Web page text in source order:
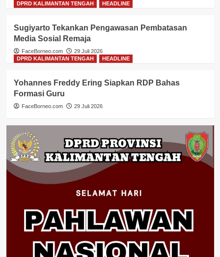
DPRD KALIMANTAN TENGAH
HEADLINE
Sugiyarto Tekankan Pengawasan Pembatasan
Media Sosial Remaja
FaceBorneo.com
29 Juli 2026
DPRD KALIMANTAN TENGAH
HEADLINE
Yohannes Freddy Ering Siapkan RDP Bahas
Formasi Guru
FaceBorneo.com 29 Juli 2026